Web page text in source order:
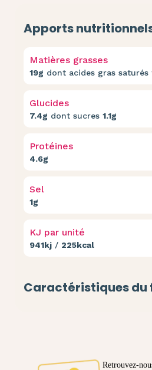
Apports
Matières grasses
19g dont acides gras saturés
Glucides
7.4g dont sucres 1.1g
Protéines
4.6g
Sel
1g
KJ par unité
941kj / 225kcal
Caractéristiques du
Retrouvez-